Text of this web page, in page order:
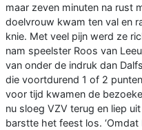
maar zeven minuten na rust
doelvrouw kwam ten val en
knie. Met veel pijn werd ze
nam speelster Roos van
van onder de indruk dan
die voortdurend 1 of 2
voor tijd kwamen de
nu sloeg VZV terug en liep
barstte het feest los.